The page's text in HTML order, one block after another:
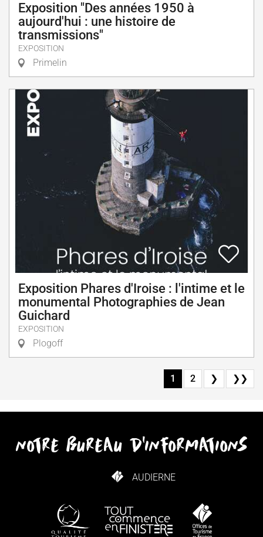
Exposition "Des années 1950 à
aujourd'hui : une histoire de
transmissions"
EXPOSITION
Primelin
Exposition Phares d'Iroise : l'intime et le
monumental Photographies de Jean
Guichard
EXPOSITION
Plogoff
1 2 ❯ ❯❯
notre bureau d'informations
AUDIERNE
COMMENT VENIR ?